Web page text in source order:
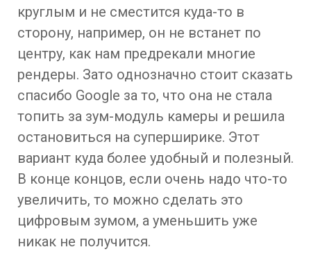
круглым и не сместится куда-то в
сторону, например, он не встанет по
центру, как нам предрекали многие
рендеры. Зато однозначно стоит сказать
спасибо Google за то, что она не стала
топить за зум-модуль камеры и решила
остановиться на суперширике. Этот
вариант куда более удобный и полезный.
В конце концов, если очень надо что-то
увеличить, то можно сделать это
цифровым зумом, а уменьшить уже
никак не получится.